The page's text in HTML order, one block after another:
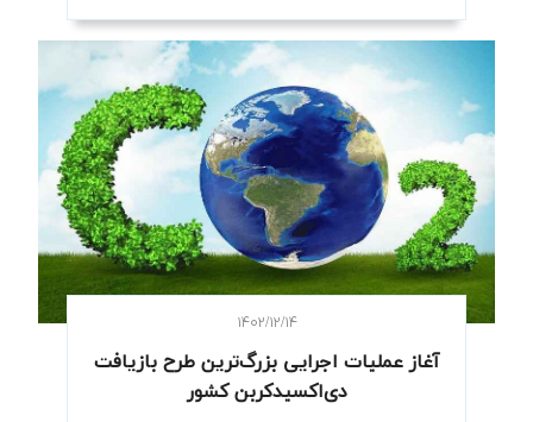
۱۴۰۲/۱۲/۱۴
آغاز عملیات اجرایی بزرگ‌ترین طرح بازیافت
دی‌اکسیدکربن کشور